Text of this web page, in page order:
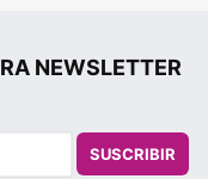
NEWSLETTER
SUSCRIBIR